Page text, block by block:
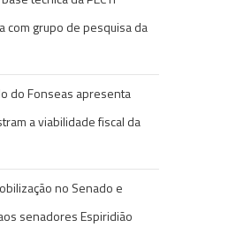
com grupo de pesquisa da
do Fonseas apresenta
a viabilidade fiscal da
no Senado e
senadores Espiridião